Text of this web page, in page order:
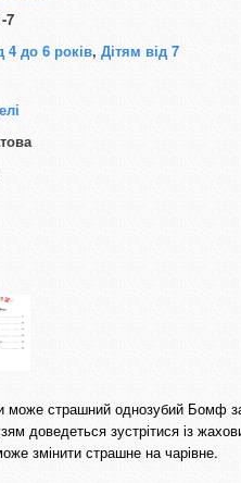
7
4 до 6 років, Дітям від 7
може страшний однозубий Бомф
доведеться зустрітися із
змінити страшне на чарівне.